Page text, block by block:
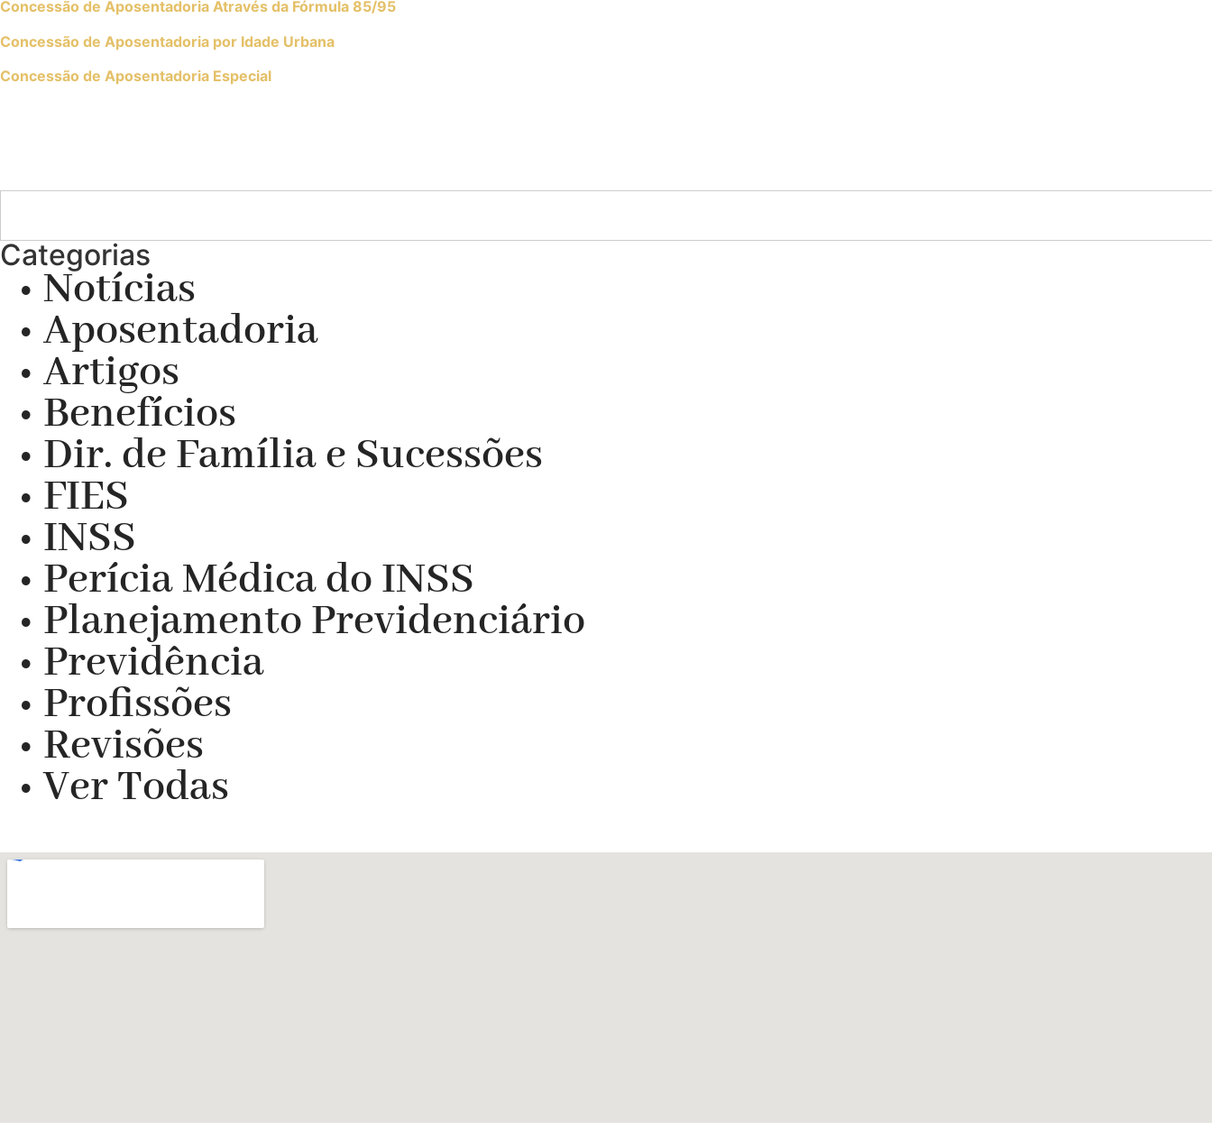
Concessão de Aposentadoria Através da Fórmula 85/95
Concessão de Aposentadoria por Idade Urbana
Concessão de Aposentadoria Especial
Categorias
• Notícias
• Aposentadoria
• Artigos
• Benefícios
• Dir. de Família e Sucessões
• FIES
• INSS
• Perícia Médica do INSS
• Planejamento Previdenciário
• Previdência
• Profissões
• Revisões
• Ver Todas